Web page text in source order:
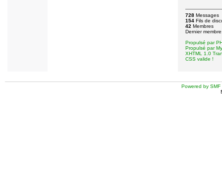
728 Messages
154 Fils de
42 Membres
Dernier
Propulsé par
Propulsé par
XHTML 1.0
CSS valide !
Powered by SMF